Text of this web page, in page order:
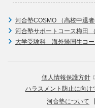
河合塾COSMO （高校中退者
河合塾サポートコース梅田
大学受験科 海外帰国生コー
個人情報保護方針
ハラスメント防止に向け
河合塾について